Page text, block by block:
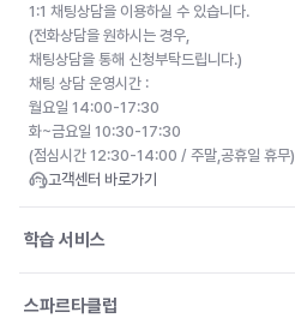
1:1 채팅상담을 이용하실 수 있습니다.
(전화상담을 원하시는 경우,
채팅상담을 통해 신청부탁드립니다.)
채팅 상담 운영시간 :
월요일 14:00-17:30
화~금요일 10:30-17:30
(점심시간 12:30-14:00 / 주말,공휴일 휴무)
고객센터 바로가기
학습 서비스
스파르타클럽